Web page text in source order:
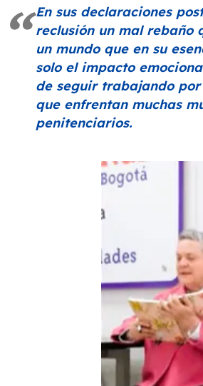
En sus declaraciones
reclusión un mal rebaño
un mundo que en su
solo el impacto
de seguir trabajando
que enfrentan muchas
penitenciarios.